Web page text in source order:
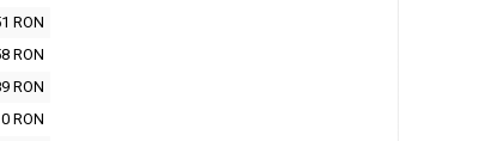
RON
RON
RON
RON